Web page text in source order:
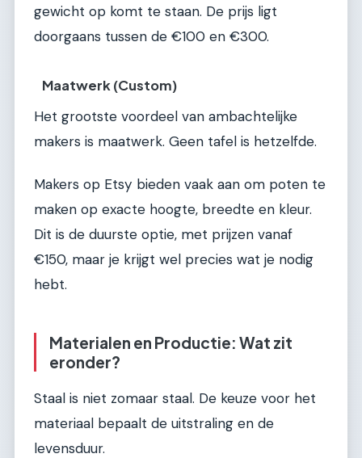
gewicht op komt te staan. De prijs ligt
doorgaans tussen de €100 en €300.
Maatwerk (Custom)
Het grootste voordeel van ambachtelijke
makers is maatwerk. Geen tafel is hetzelfde.
Makers op Etsy bieden vaak aan om poten te
maken op exacte hoogte, breedte en kleur.
Dit is de duurste optie, met prijzen vanaf
€150, maar je krijgt wel precies wat je nodig
hebt.
Materialen en Productie: Wat zit
eronder?
Staal is niet zomaar staal. De keuze voor het
materiaal bepaalt de uitstraling en de
levensduur.